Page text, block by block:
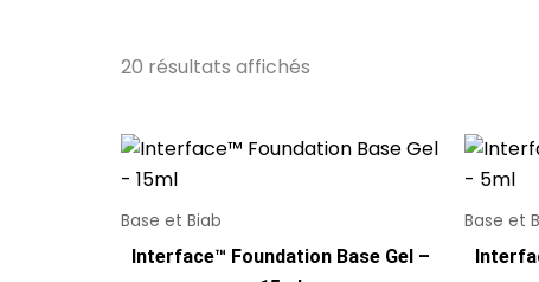
20 résultats affichés
Base et Biab
Interface™ Foundation Base Gel –
Base et